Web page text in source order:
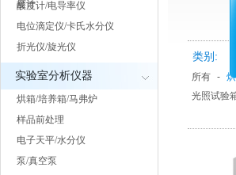
度计
酸度计/电导率仪
电位滴定仪/卡氏水分仪
折光仪/旋光仪
实验室分析仪器
烘箱/培养箱/马弗炉
样品前处理
电子天平/水分仪
泵/真空泵
类别:
所有 -
光照试验